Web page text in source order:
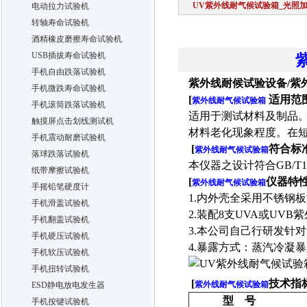
UV紫外线耐气候试验箱_光照
紫外线耐候试验设备/紫
[紫外线耐气候试验箱 适用范
适用于测试材料及制品
材料老化现象程度。在
[紫外线耐气候试验箱符合标
本仪器之设计符合GB/
[紫外线耐气候试验箱仪器特
1.内外壳全采用不锈钢
2.装配8支UVA或UVB紫
3.本公司自己行研发针
4.暴露方式：蒸汽冷凝
[紫外线耐气候试验箱技术指
型
号
电动拉力试验机
转轴寿命试验机
酒精橡皮磨擦寿命试验机
USB插拔寿命试验机
手机自由跌落试验机
手机微跌寿命试验机
手机滚筒跌落试验机
触摸屏点击划线测试机
手机震动耐磨试验机
落球跌落试验机
纸带摩擦试验机
手摇铅笔硬度计
手机滑盖试验机
手机翻盖试验机
手机硬压试验机
手机软压试验机
手机扭转试验机
ESD静电放电发生器
手机按键试验机